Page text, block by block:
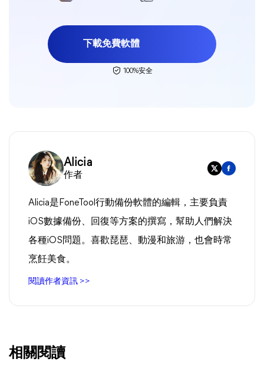
下載免費軟體
100%安全
Alicia
作者
Alicia是FoneTool行動備份軟體的編輯，主要負責
iOS數據備份、回復等方案的撰寫，幫助人們解決
各種iOS問題。喜歡琵琶、動漫和旅游，也會時常
烹飪美食。
閱讀作者資訊 >>
相關閱讀